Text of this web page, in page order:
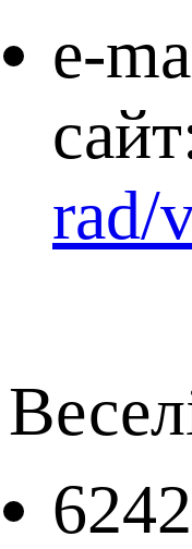
е-
rad/